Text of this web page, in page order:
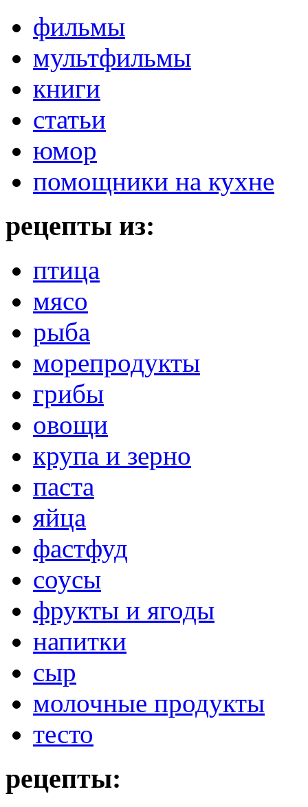
фильмы
мультфильмы
книги
статьи
юмор
помощники на кухне
рецепты из:
птица
мясо
рыба
морепродукты
грибы
овощи
крупа и зерно
паста
яйца
фастфуд
соусы
фрукты и ягоды
напитки
сыр
молочные продукты
тесто
рецепты: